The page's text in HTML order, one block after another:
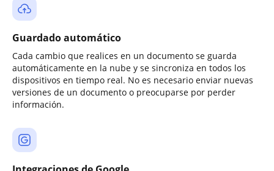
Guardado automático
Cada cambio que realices en un documento se guarda
automáticamente en la nube y se sincroniza en todos los
dispositivos en tiempo real. No es necesario enviar nuevas
versiones de un documento o preocuparse por perder
información.